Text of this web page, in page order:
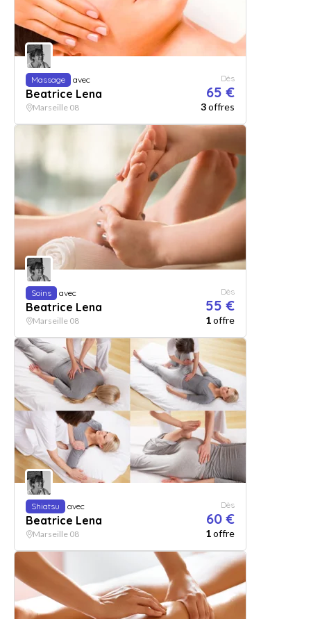
Massage avec
Beatrice Lena
Dès
65 €
Marseille 08 3offres
Soins avec
Beatrice Lena
Dès
55 €
Marseille 08 1offre
Shiatsu avec
Beatrice Lena
Dès
60 €
Marseille 08 1offre